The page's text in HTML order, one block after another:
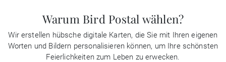
Warum Bird Postal wählen?
Wir erstellen hübsche digitale Karten, die Sie mit Ihren eigenen
Worten und Bildern personalisieren können, um Ihre schönsten
Feierlichkeiten zum Leben zu erwecken.